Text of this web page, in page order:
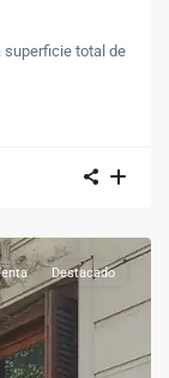
superficie total de
Destacado